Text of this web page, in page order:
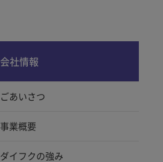
会社情報
ごあいさつ
事業概要
ダイフクの強み